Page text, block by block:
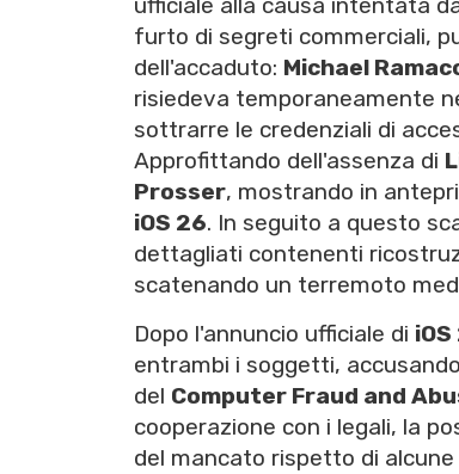
ufficiale alla causa intentata
furto di segreti commerciali,
dell'accaduto: Michael
risiedeva temporaneamente
sottrarre le credenziali di
Approfittando dell'assenza di
Prosser, mostrando in
iOS 26. In seguito a questo
dettagliati contenenti
scatenando un terremoto
Dopo l'annuncio ufficiale di
entrambi i soggetti,
del Computer Fraud and
cooperazione con i legali, la
del mancato rispetto di